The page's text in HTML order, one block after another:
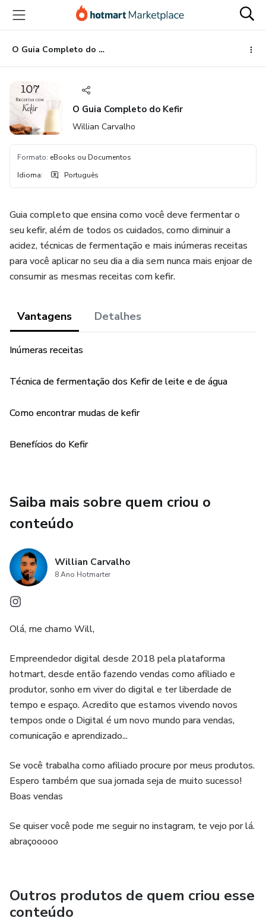
para
conteúdo
principal
para
pagamento
para
rodapé
O Guia Completo do Kefir
O Guia Completo do Kefir
Willian Carvalho
Formato: eBooks ou Documentos
Idioma: Português
Guia completo que ensina como você deve fermentar o
seu kefir, além de todos os cuidados, como diminuir a
acidez, técnicas de fermentação e mais inúmeras receitas
para você aplicar no seu dia a dia sem nunca mais enjoar de
consumir as mesmas receitas com kefir.
Vantagens Detalhes
Inúmeras receitas
Técnica de fermentação dos Kefir de leite e de água
Como encontrar mudas de kefir
Benefícios do Kefir
Saiba mais sobre quem criou o
conteúdo
Willian Carvalho
8 Ano Hotmarter
Olá, me chamo Will,
Empreendedor digital desde 2018 pela plataforma
hotmart, desde então fazendo vendas como afiliado e
produtor, sonho em viver do digital e ter liberdade de
tempo e espaço. Acredito que estamos vivendo novos
tempos onde o Digital é um novo mundo para vendas,
comunicação e aprendizado...
Se você trabalha como afiliado procure por meus produtos.
Espero também que sua jornada seja de muito sucesso!
Boas vendas
Se quiser você pode me seguir no instagram, te vejo por lá.
abraçooooo
Outros produtos de quem criou esse
conteúdo